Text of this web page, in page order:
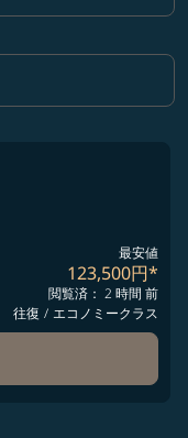
最安値
123,500円*
閲覧済： 2 時間 前
往復 / エコノミークラス